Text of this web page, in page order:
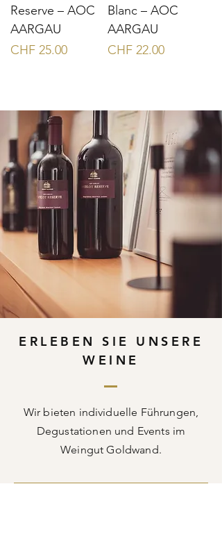
Reserve – AOC
AARGAU
Preis
CHF 25.00
Blanc – AOC
AARGAU
Preis
CHF 22.00
ERLEBEN SIE UNSERE
WEINE
Wir bieten individuelle Führungen,
Degustationen und Events im
Weingut Goldwand.